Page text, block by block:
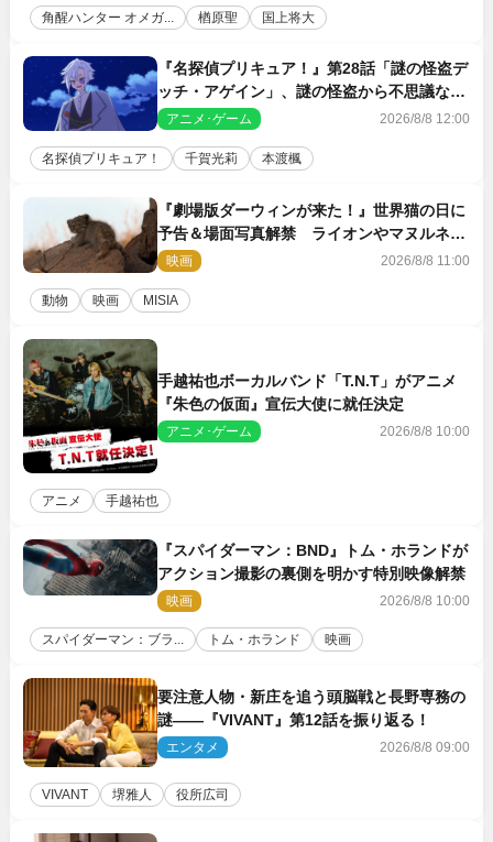
角醒ハンター オメガ... 楢原聖 国上将大
『名探偵プリキュア！』第28話「謎の怪盗デ
ッチ・アゲイン」、謎の怪盗から不思議な予
告状が届く
アニメ･ゲーム 2026/8/8 12:00
名探偵プリキュア！ 千賀光莉 本渡楓
『劇場版ダーウィンが来た！』世界猫の日に
予告＆場面写真解禁 ライオンやマヌルネコ
の赤ちゃんが大集合
映画 2026/8/8 11:00
動物 映画 MISIA
手越祐也ボーカルバンド「T.N.T」がアニメ
『朱色の仮面』宣伝大使に就任決定
アニメ･ゲーム 2026/8/8 10:00
アニメ 手越祐也
『スパイダーマン：BND』トム・ホランドが
アクション撮影の裏側を明かす特別映像解禁
映画 2026/8/8 10:00
スパイダーマン：ブラ... トム・ホランド 映画
要注意人物・新庄を追う頭脳戦と長野専務の
謎――『VIVANT』第12話を振り返る！
エンタメ 2026/8/8 09:00
VIVANT 堺雅人 役所広司